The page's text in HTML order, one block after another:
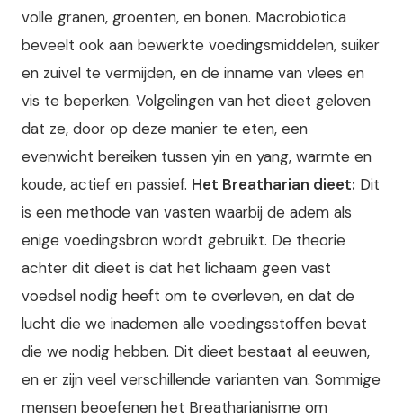
volle granen, groenten, en bonen. Macrobiotica
beveelt ook aan bewerkte voedingsmiddelen, suiker
en zuivel te vermijden, en de inname van vlees en
vis te beperken. Volgelingen van het dieet geloven
dat ze, door op deze manier te eten, een
evenwicht bereiken tussen yin en yang, warmte en
koude, actief en passief. Het Breatharian dieet: Dit
is een methode van vasten waarbij de adem als
enige voedingsbron wordt gebruikt. De theorie
achter dit dieet is dat het lichaam geen vast
voedsel nodig heeft om te overleven, en dat de
lucht die we inademen alle voedingsstoffen bevat
die we nodig hebben. Dit dieet bestaat al eeuwen,
en er zijn veel verschillende varianten van. Sommige
mensen beoefenen het Breatharianisme om